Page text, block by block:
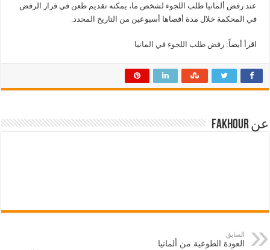
عند رفض ألمانيا طلب اللجوء لشخص ما، يمكنه تقديم طعن في قرار الرفض
في المحكمة خلال مدة أقصاها أسبوعين من التاريخ المحدد.
اقرأ أيضاً:رفض طلب اللجوء في المانيا
عن Fakhour
السابق
العودة الطوعية من ألمانيا